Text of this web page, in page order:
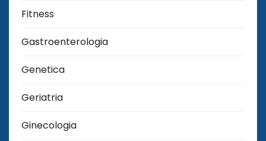
Fitness
Gastroenterologia
Genetica
Geriatria
Ginecologia